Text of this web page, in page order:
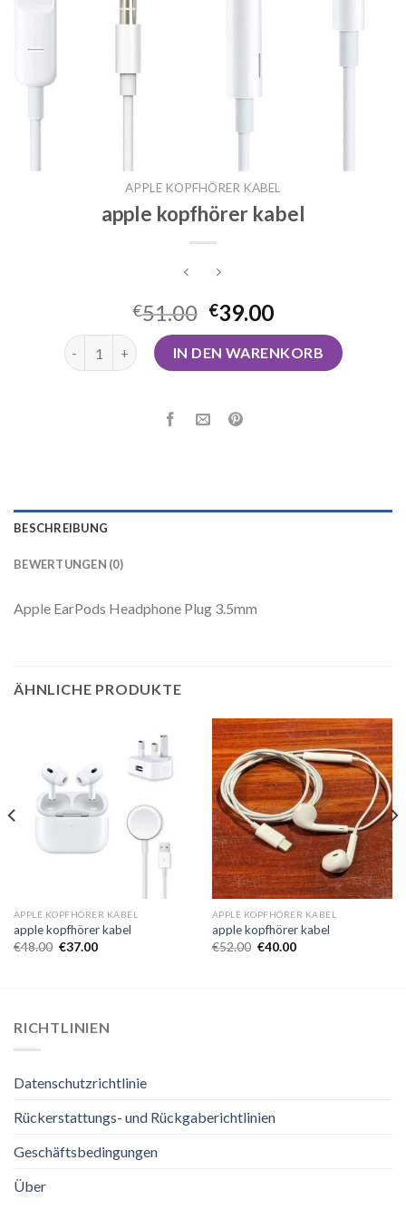
APPLE KOPFHÖRER KABEL
apple kopfhörer kabel
€51.00 €39.00
apple kopfhörer kabel MengeIN DEN WARENKORB
BESCHREIBUNG
BEWERTUNGEN (0)
Apple EarPods Headphone Plug 3.5mm
ÄHNLICHE PRODUKTE
APPLE KOPFHÖRER KABEL
apple kopfhörer kabel
€48.00 €37.00
APPLE KOPFHÖRER KABEL
apple kopfhörer kabel
€52.00 €40.00
RICHTLINIEN
Datenschutzrichtlinie
Rückerstattungs- und Rückgaberichtlinien
Geschäftsbedingungen
Über